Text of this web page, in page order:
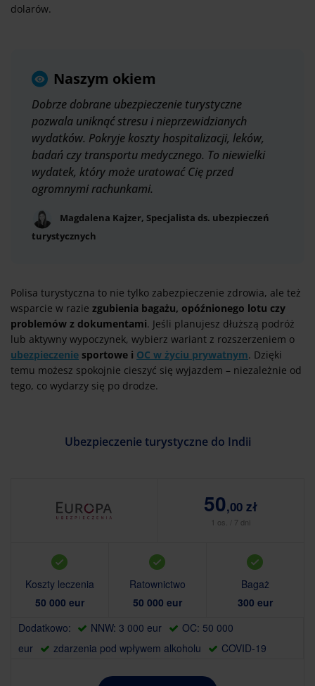
dolarów.
Naszym okiem
Dobrze dobrane ubezpieczenie turystyczne
pozwala uniknąć stresu i nieprzewidzianych
wydatków. Pokryje koszty hospitalizacji, leków,
badań czy transportu medycznego. To niewielki
wydatek, który może uratować Cię przed
ogromnymi rachunkami.
Magdalena Kajzer, Specjalista ds. ubezpieczeń
turystycznych
Polisa turystyczna to nie tylko zabezpieczenie zdrowia, ale też
wsparcie w razie zgubienia bagażu, opóźnionego lotu czy
problemów z dokumentami. Jeśli planujesz dłuższą podróż
lub aktywny wypoczynek, wybierz wariant z rozszerzeniem o
ubezpieczenie sportowe i OC w życiu prywatnym. Dzięki
temu możesz spokojnie cieszyć się wyjazdem – niezależnie od
tego, co wydarzy się po drodze.
Ubezpieczenie turystyczne do Indii
Koszty leczenia
50 000 eur
Ratownictwo
50 000 eur
Bagaż
300 eur
Dodatkowo:
NNW: 3 000 eur
OC: 50 000
eur
zdarzenia pod wpływem alkoholu COVID-19
50,00 zł
1 os. / 7 dni